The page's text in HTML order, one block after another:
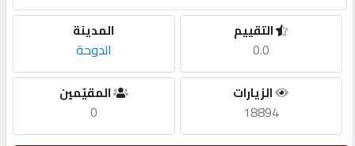
طلب
المدينة
الدوحة
التقييم
0.0
المقيّمين
0
الزيارات
18894